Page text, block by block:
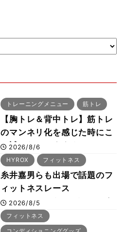
トレーニングメニュー 筋トレ
【胸トレ＆背中トレ】筋トレ
のマンネリ化を感じた時にこ
そ試したいおすすめメニュー
「拮抗筋スーパーセット法」
2026/8/6
HYROX フィットネス
糸井嘉男らも出場で話題のフ
ィットネスレース
HYROX（ハイロックス）が
幕張メッセで8月6日から開
幕 約1万2,000人が集結
2026/8/5
フィットネス